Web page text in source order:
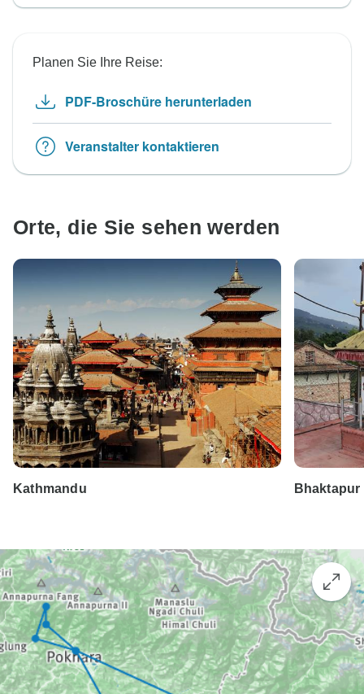
Planen Sie Ihre Reise:
PDF-Broschüre herunterladen
Veranstalter kontaktieren
Orte, die Sie sehen werden
Kathmandu Bhaktapur